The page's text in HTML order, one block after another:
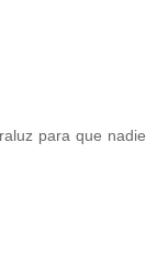
para que nadie